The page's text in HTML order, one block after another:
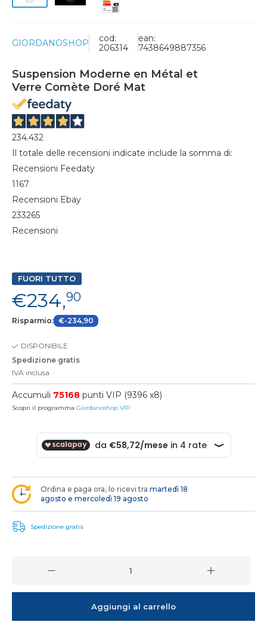
GIORDANOSHOP
cod:
206314
ean:
7438649887356
Suspension Moderne en Métal et
Verre Comète Doré Mat
234.432
Il totale delle recensioni indicate include la somma di:
Recensioni Feedaty
1167
Recensioni Ebay
233265
Recensioni
FUORI TUTTO
€234,90
Risparmio: €-234,90
DISPONIBILE
Spedizione gratis
IVA inclusa
Accumuli 75168 punti VIP (9396 x8)
Scopri il programma Giordanoshop VIP
Ordina e paga ora, lo ricevi tra martedì 18
agosto e mercoledì 19 agosto
Spedizione gratis
Aggiungi al carrello